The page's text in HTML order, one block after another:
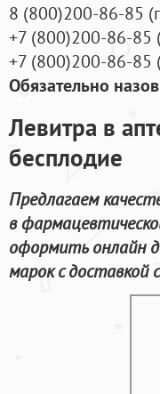
8 (800)200-86-85 (
+7 (800)200-86-85
+7 (800)200-86-85
Обязательно
Левитра в
бесплодие
Предлагаем
в
оформить онлайн
марок с доставкой